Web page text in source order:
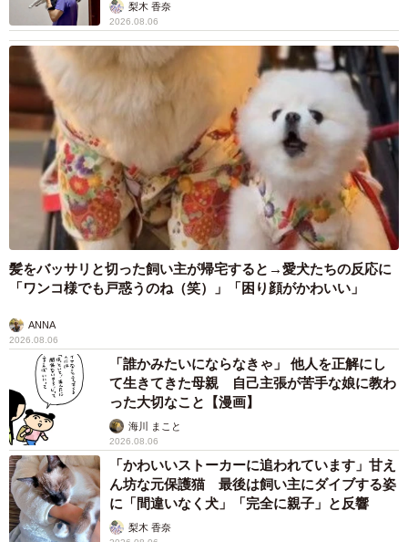
梨木 香奈
2026.08.06
髪をバッサリと切った飼い主が帰宅すると→愛犬たちの反応に
「ワンコ様でも戸惑うのね（笑）」「困り顔がかわいい」
ANNA
2026.08.06
「誰かみたいにならなきゃ」 他人を正解にし
て生きてきた母親 自己主張が苦手な娘に教わ
った大切なこと【漫画】
海川 まこと
2026.08.06
「かわいいストーカーに追われています」甘え
ん坊な元保護猫 最後は飼い主にダイブする姿
に「間違いなく犬」「完全に親子」と反響
梨木 香奈